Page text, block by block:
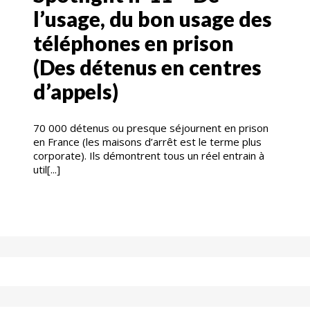
l’usage, du bon usage des
téléphones en prison
(Des détenus en centres
d’appels)
70 000 détenus ou presque séjournent en prison
en France (les maisons d’arrêt est le terme plus
corporate). Ils démontrent tous un réel entrain à
util[...]